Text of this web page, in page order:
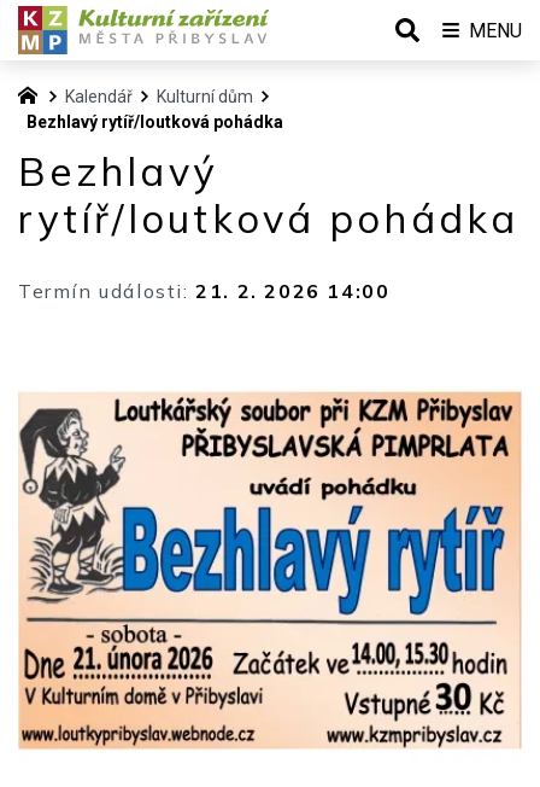
Kalendář
Kulturní dům
Bezhlavý rytíř/loutková pohádka
Bezhlavý
rytíř/loutková pohádka
Termín události: 21. 2. 2026 14:00
MENU